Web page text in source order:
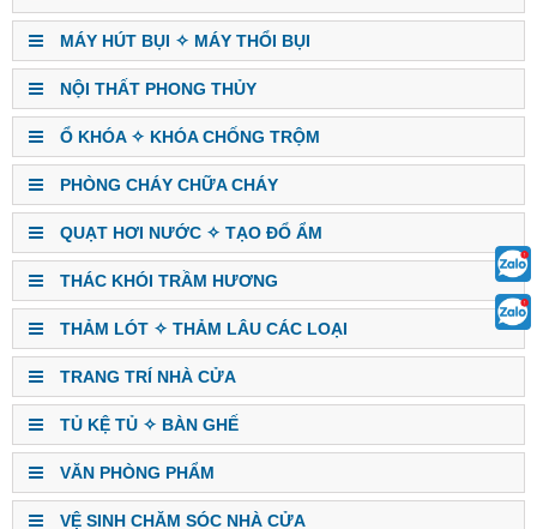
MÁY HÚT BỤI ✧ MÁY THỔI BỤI
NỘI THẤT PHONG THỦY
Ổ KHÓA ✧ KHÓA CHỐNG TRỘM
PHÒNG CHÁY CHỮA CHÁY
QUẠT HƠI NƯỚC ✧ TẠO ĐỔ ẨM
THÁC KHÓI TRẦM HƯƠNG
THẢM LÓT ✧ THẢM LÂU CÁC LOẠI
TRANG TRÍ NHÀ CỬA
TỦ KỆ TỦ ✧ BÀN GHẾ
VĂN PHÒNG PHẨM
VỆ SINH CHĂM SÓC NHÀ CỬA